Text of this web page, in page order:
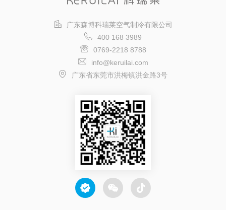
广东森博科瑞莱空气制冷有限公司
400 168 3989
0769-2218 8788
info@keruilai.com
广东省东莞市洪梅镇洪金路3号